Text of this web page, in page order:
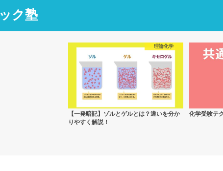
ク塾
理論化学
【一発暗記】ゾルとゲルとは？違いを分か
りやすく解説！
化学受験テ